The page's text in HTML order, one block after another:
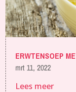
ERWTENSOEP
mrt 11, 2022
Lees meer